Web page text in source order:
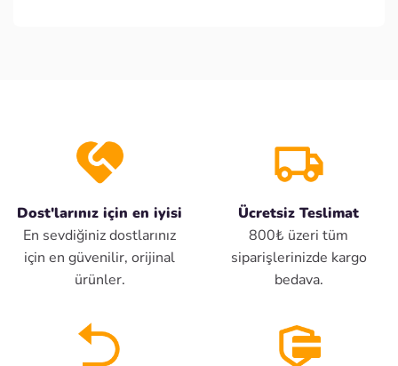
Dost'larınız için en iyisi
En sevdiğiniz dostlarınız
için en güvenilir, orijinal
ürünler.
Ücretsiz Teslimat
800₺ üzeri tüm
siparişlerinizde kargo
bedava.